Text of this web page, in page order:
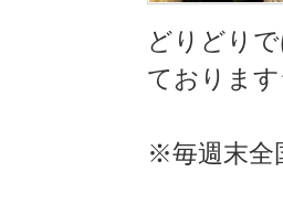
どりどり
ておりま
※毎週末全